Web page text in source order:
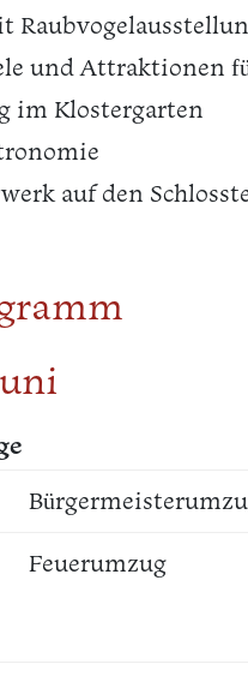
und Attraktionen
im Klostergarten
auf den
Feuerumzug